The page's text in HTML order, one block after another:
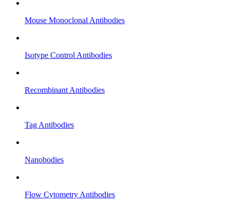
Mouse Monoclonal Antibodies
Isotype Control Antibodies
Recombinant Antibodies
Tag Antibodies
Nanobodies
Flow Cytometry Antibodies